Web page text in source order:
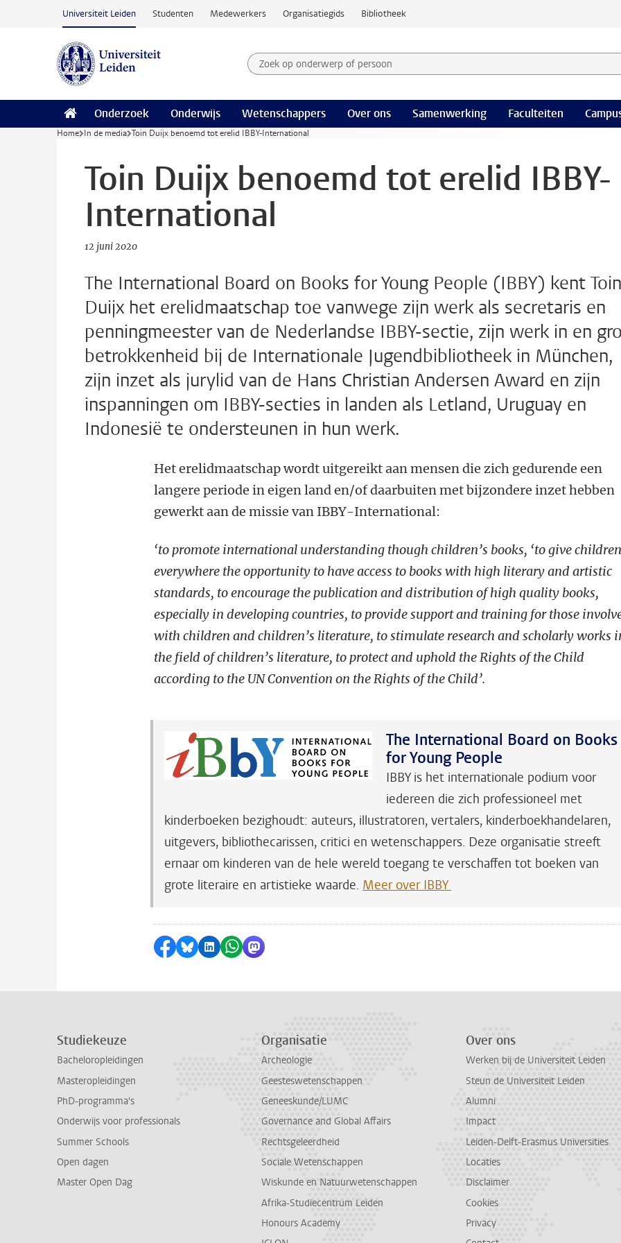
Ga naar hoofdinhoud
Universiteit Leiden Studenten Medewerkers Organisatiegids Bibliotheek
Zoek op onderwerp of persoon en selecteer categorie
Zoekterm
Onderzoek Onderwijs Wetenschappers Over ons Samenwerking Faculteiten
Home In de media Toin Duijx benoemd tot erelid IBBY-International
Toin Duijx benoemd tot erelid IBBY-
International
12 juni 2020
The International Board on Books for Young People (IBBY) kent Toin
Duijx het erelidmaatschap toe vanwege zijn werk als secretaris en
penningmeester van de Nederlandse IBBY-sectie, zijn werk in en
betrokkenheid bij de Internationale Jugendbibliotheek in München,
zijn inzet als jurylid van de Hans Christian Andersen Award en zijn
inspanningen om IBBY-secties in landen als Letland, Uruguay en
Indonesië te ondersteunen in hun werk.
Het erelidmaatschap wordt uitgereikt aan mensen die zich gedurende een
langere periode in eigen land en/of daarbuiten met bijzondere inzet hebben
gewerkt aan de missie van IBBY-International:
‘to promote international understanding though children’s books, ‘to give
everywhere the opportunity to have access to books with high literary and artistic
standards, to encourage the publication and distribution of high quality books,
especially in developing countries, to provide support and training for those
with children and children’s literature, to stimulate research and scholarly works
the field of children’s literature, to protect and uphold the Rights of the Child
according to the UN Convention on the Rights of the Child’.
The International Board on Books
for Young People
IBBY is het internationale podium voor
iedereen die zich professioneel met
kinderboeken bezighoudt: auteurs, illustratoren, vertalers, kinderboekhandelaren,
uitgevers, bibliothecarissen, critici en wetenschappers. Deze organisatie streeft
ernaar om kinderen van de hele wereld toegang te verschaffen tot boeken van
grote literaire en artistieke waarde. Meer over IBBY
Delen op Facebook
Delen via Bluesky
Delen op LinkedIn
Delen via WhatsApp
Delen via Mastodon
Studiekeuze
Bacheloropleidingen
Masteropleidingen
PhD-programma's
Onderwijs voor professionals
Summer Schools
Open dagen
Master Open Dag
Organisatie
Archeologie
Geesteswetenschappen
Geneeskunde/LUMC
Governance and Global Affairs
Rechtsgeleerdheid
Sociale Wetenschappen
Wiskunde en Natuurwetenschappen
Afrika-Studiecentrum Leiden
Honours Academy
Over ons
Werken bij de Universiteit Leiden
Steun de Universiteit Leiden
Alumni
Impact
Leiden-Delft-Erasmus Universities
Locaties
Disclaimer
Cookies
Privacy